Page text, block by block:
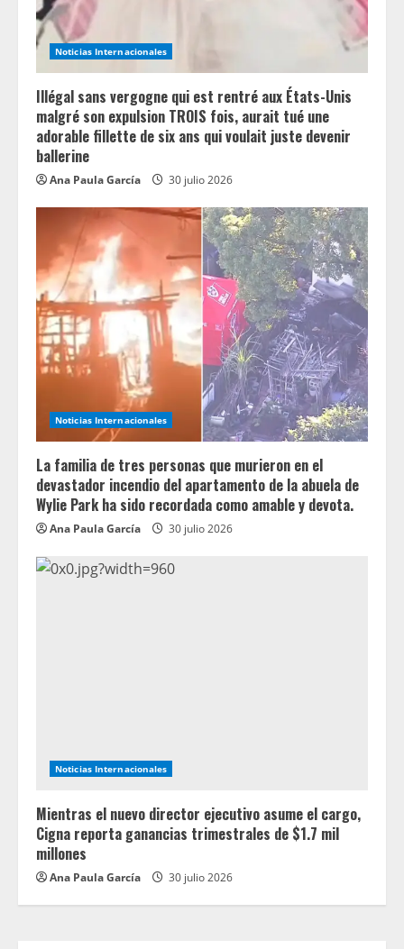
i
n
g
Noticias Internacionales
Illégal sans vergogne qui est rentré aux États-Unis
malgré son expulsion TROIS fois, aurait tué une
adorable fillette de six ans qui voulait juste devenir
ballerine
Ana Paula García 30 julio 2026
Noticias Internacionales
La familia de tres personas que murieron en el
devastador incendio del apartamento de la abuela de
Wylie Park ha sido recordada como amable y devota.
Ana Paula García 30 julio 2026
Noticias Internacionales
Mientras el nuevo director ejecutivo asume el cargo,
Cigna reporta ganancias trimestrales de $1.7 mil
millones
Ana Paula García 30 julio 2026